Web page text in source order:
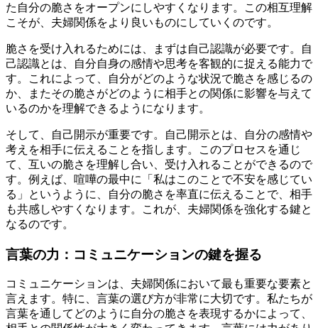
た自分の脆さをオープンにしやすくなります。この相互理解
こそが、夫婦関係をより良いものにしていくのです。
脆さを受け入れるためには、まずは自己認識が必要です。自
己認識とは、自分自身の感情や思考を客観的に捉える能力で
す。これによって、自分がどのような状況で脆さを感じるの
か、またその脆さがどのように相手との関係に影響を与えて
いるのかを理解できるようになります。
そして、自己開示が重要です。自己開示とは、自分の感情や
考えを相手に伝えることを指します。このプロセスを通じ
て、互いの脆さを理解し合い、受け入れることができるので
す。例えば、喧嘩の最中に「私はこのことで不安を感じてい
る」というように、自分の脆さを率直に伝えることで、相手
も共感しやすくなります。これが、夫婦関係を強化する鍵と
なるのです。
言葉の力：コミュニケーションの鍵を握る
コミュニケーションは、夫婦関係において最も重要な要素と
言えます。特に、言葉の選び方が非常に大切です。私たちが
言葉を通してどのように自分の脆さを表現するかによって、